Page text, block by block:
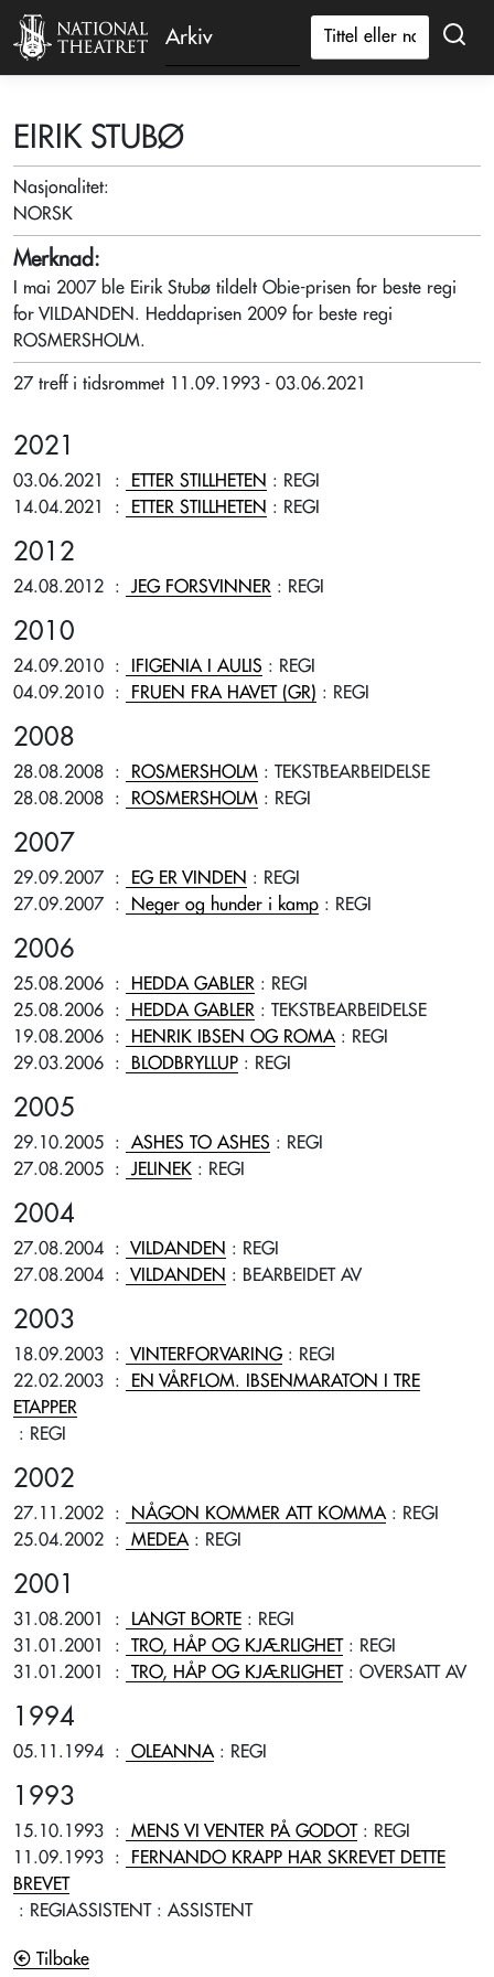
Arkiv
EIRIK STUBØ
Nasjonalitet:
NORSK
Merknad:
I mai 2007 ble Eirik Stubø tildelt Obie-prisen for beste regi
for VILDANDEN. Heddaprisen 2009 for beste regi
ROSMERSHOLM.
27 treff i tidsrommet 11.09.1993 - 03.06.2021
2021
03.06.2021 : ETTER STILLHETEN : REGI
14.04.2021
: ETTER STILLHETEN : REGI
2012
24.08.2012 : JEG FORSVINNER : REGI
2010
24.09.2010 : IFIGENIA I AULIS : REGI
04.09.2010 : FRUEN FRA HAVET (GR) : REGI
2008
28.08.2008 : ROSMERSHOLM : TEKSTBEARBEIDELSE
28.08.2008 : ROSMERSHOLM : REGI
2007
29.09.2007 : EG ER VINDEN : REGI
27.09.2007 : Neger og hunder i kamp : REGI
2006
25.08.2006 : HEDDA GABLER : REGI
25.08.2006 : HEDDA GABLER : TEKSTBEARBEIDELSE
19.08.2006 : HENRIK IBSEN OG ROMA : REGI
29.03.2006 : BLODBRYLLUP : REGI
2005
29.10.2005 : ASHES TO ASHES : REGI
27.08.2005 : JELINEK : REGI
2004
27.08.2004 : VILDANDEN : REGI
27.08.2004 : VILDANDEN : BEARBEIDET AV
2003
18.09.2003 : VINTERFORVARING: REGI
22.02.2003 :
EN VÅRFLOM. IBSENMARATON I TRE
ETAPPER
: REGI
2002
27.11.2002 : NÅGON KOMMER ATT KOMMA : REGI
25.04.2002 : MEDEA : REGI
2001
31.08.2001 : LANGT BORTE : REGI
31.01.2001
: TRO, HÅP OG KJÆRLIGHET: REGI
31.01.2001
: TRO, HÅP OG KJÆRLIGHET: OVERSATT AV
1994
05.11.1994 : OLEANNA : REGI
1993
15.10.1993 : MENS VI VENTER PÅ GODOT: REGI
11.09.1993 :
FERNANDO KRAPP HAR SKREVET DETTE
BREVET
: REGIASSISTENT : ASSISTENT
Tilbake